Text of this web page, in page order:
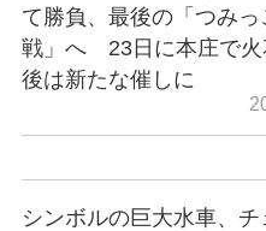
て勝負、最後の「つみっ
戦」へ 23日に本庄で火
後は新たな催しに
シンボルの巨大水車、チ